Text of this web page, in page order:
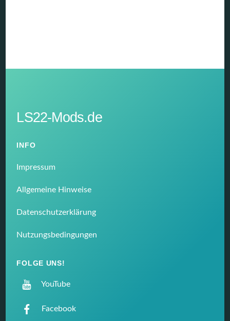
LS22-Mods.de
INFO
Impressum
Allgemeine Hinweise
Datenschutzerklärung
Nutzungsbedingungen
FOLGE UNS!
YouTube
Facebook